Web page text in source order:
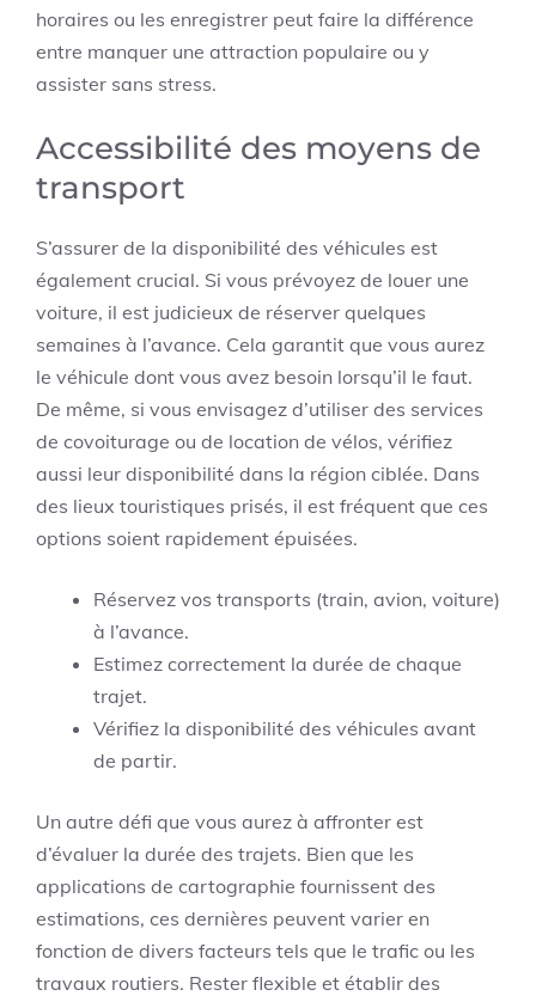
horaires ou les enregistrer peut faire la différence
entre manquer une attraction populaire ou y
assister sans stress.
Accessibilité des moyens de
transport
S’assurer de la disponibilité des véhicules est
également crucial. Si vous prévoyez de louer une
voiture, il est judicieux de réserver quelques
semaines à l’avance. Cela garantit que vous aurez
le véhicule dont vous avez besoin lorsqu’il le faut.
De même, si vous envisagez d’utiliser des services
de covoiturage ou de location de vélos, vérifiez
aussi leur disponibilité dans la région ciblée. Dans
des lieux touristiques prisés, il est fréquent que ces
options soient rapidement épuisées.
Réservez vos transports (train, avion, voiture)
à l’avance.
Estimez correctement la durée de chaque
trajet.
Vérifiez la disponibilité des véhicules avant
de partir.
Un autre défi que vous aurez à affronter est
d’évaluer la durée des trajets. Bien que les
applications de cartographie fournissent des
estimations, ces dernières peuvent varier en
fonction de divers facteurs tels que le trafic ou les
travaux routiers. Rester flexible et établir des